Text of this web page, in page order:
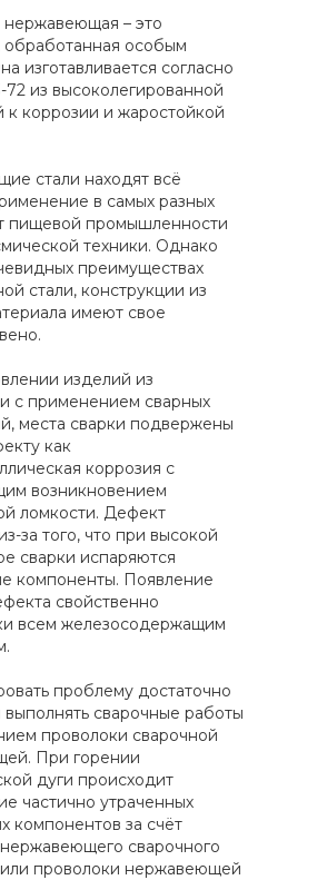
нержавеющая – это
обработанная особым
изготавливается согласно
72 из высоколегированной
к коррозии и жаростойкой
стали находят всё
в самых разных
пищевой промышленности
техники. Однако
преимуществах
стали, конструкции из
имеют свое
изделий из
с применением сварных
места сварки подвержены
как
коррозия с
возникновением
ломкости. Дефект
за того, что при высокой
сварки испаряются
компоненты. Появление
свойственно
всем железосодержащим
проблему достаточно
выполнять сварочные работы
проволоки сварочной
При горении
дуги происходит
частично утраченных
компонентов за счёт
сварочного
проволоки нержавеющей